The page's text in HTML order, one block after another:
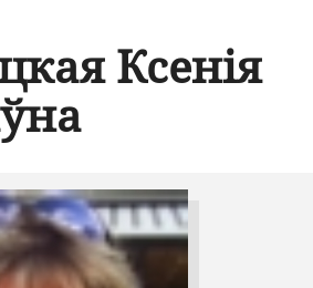
Ксенія